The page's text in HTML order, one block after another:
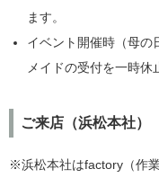
ます。
イベント開催時（母の
メイドの受付を一時休
ご来店（浜松本社）
※浜松本社はfactory（作